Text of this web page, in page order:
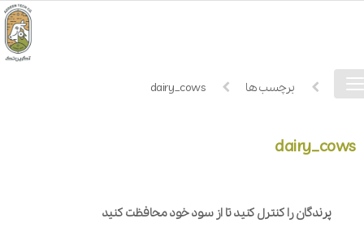
فهرست
دسترسیخانه برچسب ها dairy_cows
dairy_cows
پرندگان را کنترل کنید تا از سود خود محافظت کنید